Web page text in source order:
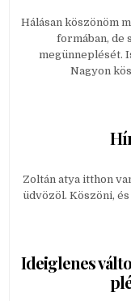
Hálásan köszönöm
formában, de
megünneplését.
Nagyon
Zoltán atya itthon
üdvözöl. Köszöni,
Ideiglenes